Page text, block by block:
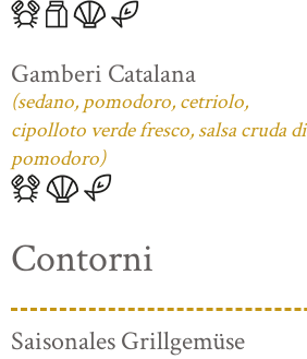
Gamberi Catalana
(sedano, pomodoro, cetriolo,
cipolloto verde fresco, salsa cruda di
pomodoro)
Contorni
Saisonales Grillgemüse